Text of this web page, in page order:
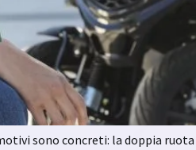
sono concreti: la doppia